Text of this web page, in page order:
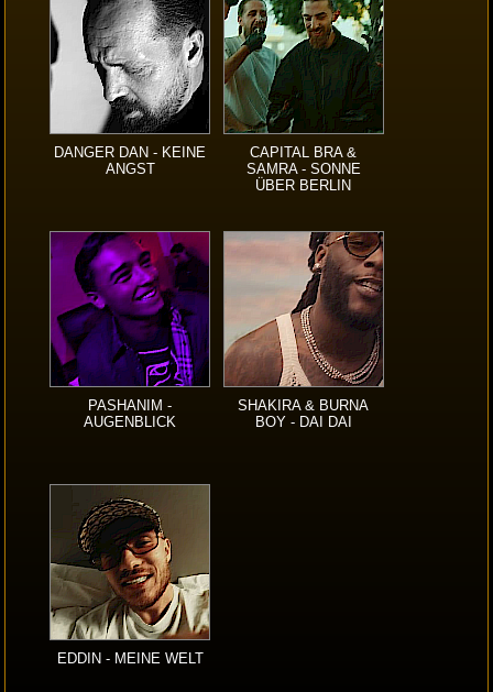
DANGER DAN - KEINE
ANGST
CAPITAL BRA &
SAMRA - SONNE
ÜBER BERLIN
PASHANIM -
AUGENBLICK
SHAKIRA & BURNA
BOY - DAI DAI
EDDIN - MEINE WELT